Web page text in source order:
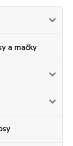
a mačky